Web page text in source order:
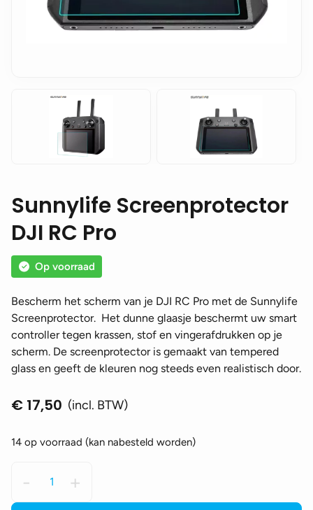
Sunnylife Screenprotector
DJI RC Pro
Op voorraad
Bescherm het scherm van je DJI RC Pro met de Sunnylife
Screenprotector. Het dunne glaasje beschermt uw smart
controller tegen krassen, stof en vingerafdrukken op je
scherm. De screenprotector is gemaakt van tempered
glass en geeft de kleuren nog steeds even realistisch door.
€ 17,50 (incl. BTW)
14 op voorraad (kan nabesteld worden)
-
Screenprotector
DJI
+